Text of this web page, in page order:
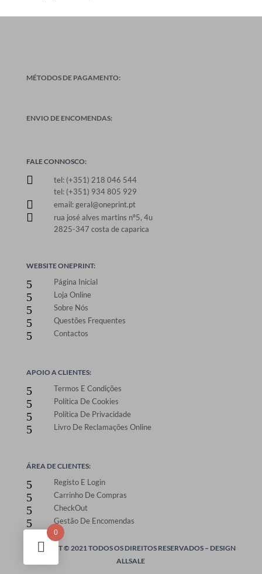
MÉTODOS DE PAGAMENTO:
ENVIO DE ENCOMENDAS:
FALE CONNOSCO:

tel: (+351) 218 046 544
tel: (+351) 934 805 929
 email: geral@oneprint.pt

rua josé alves martins nº5, 4u
2825-347 costa de caparica
WEBSITE ONEPRINT:
5 Página Inicial
5 Loja Online
5 Sobre Nós
5 Questões Frequentes
5 Contactos
APOIO A CLIENTES:
5 Termos E Condições
5 Política De Cookies
5 Política De Privacidade
5 Livro De Reclamações Online
ÁREA DE CLIENTES:
5 Registo E Login
5 Carrinho De Compras
5 CheckOut
5 Gestão De Encomendas
ONEPRINT © 2021 TODOS OS DIREITOS RESERVADOS – DESIGN
ALLSALE
0